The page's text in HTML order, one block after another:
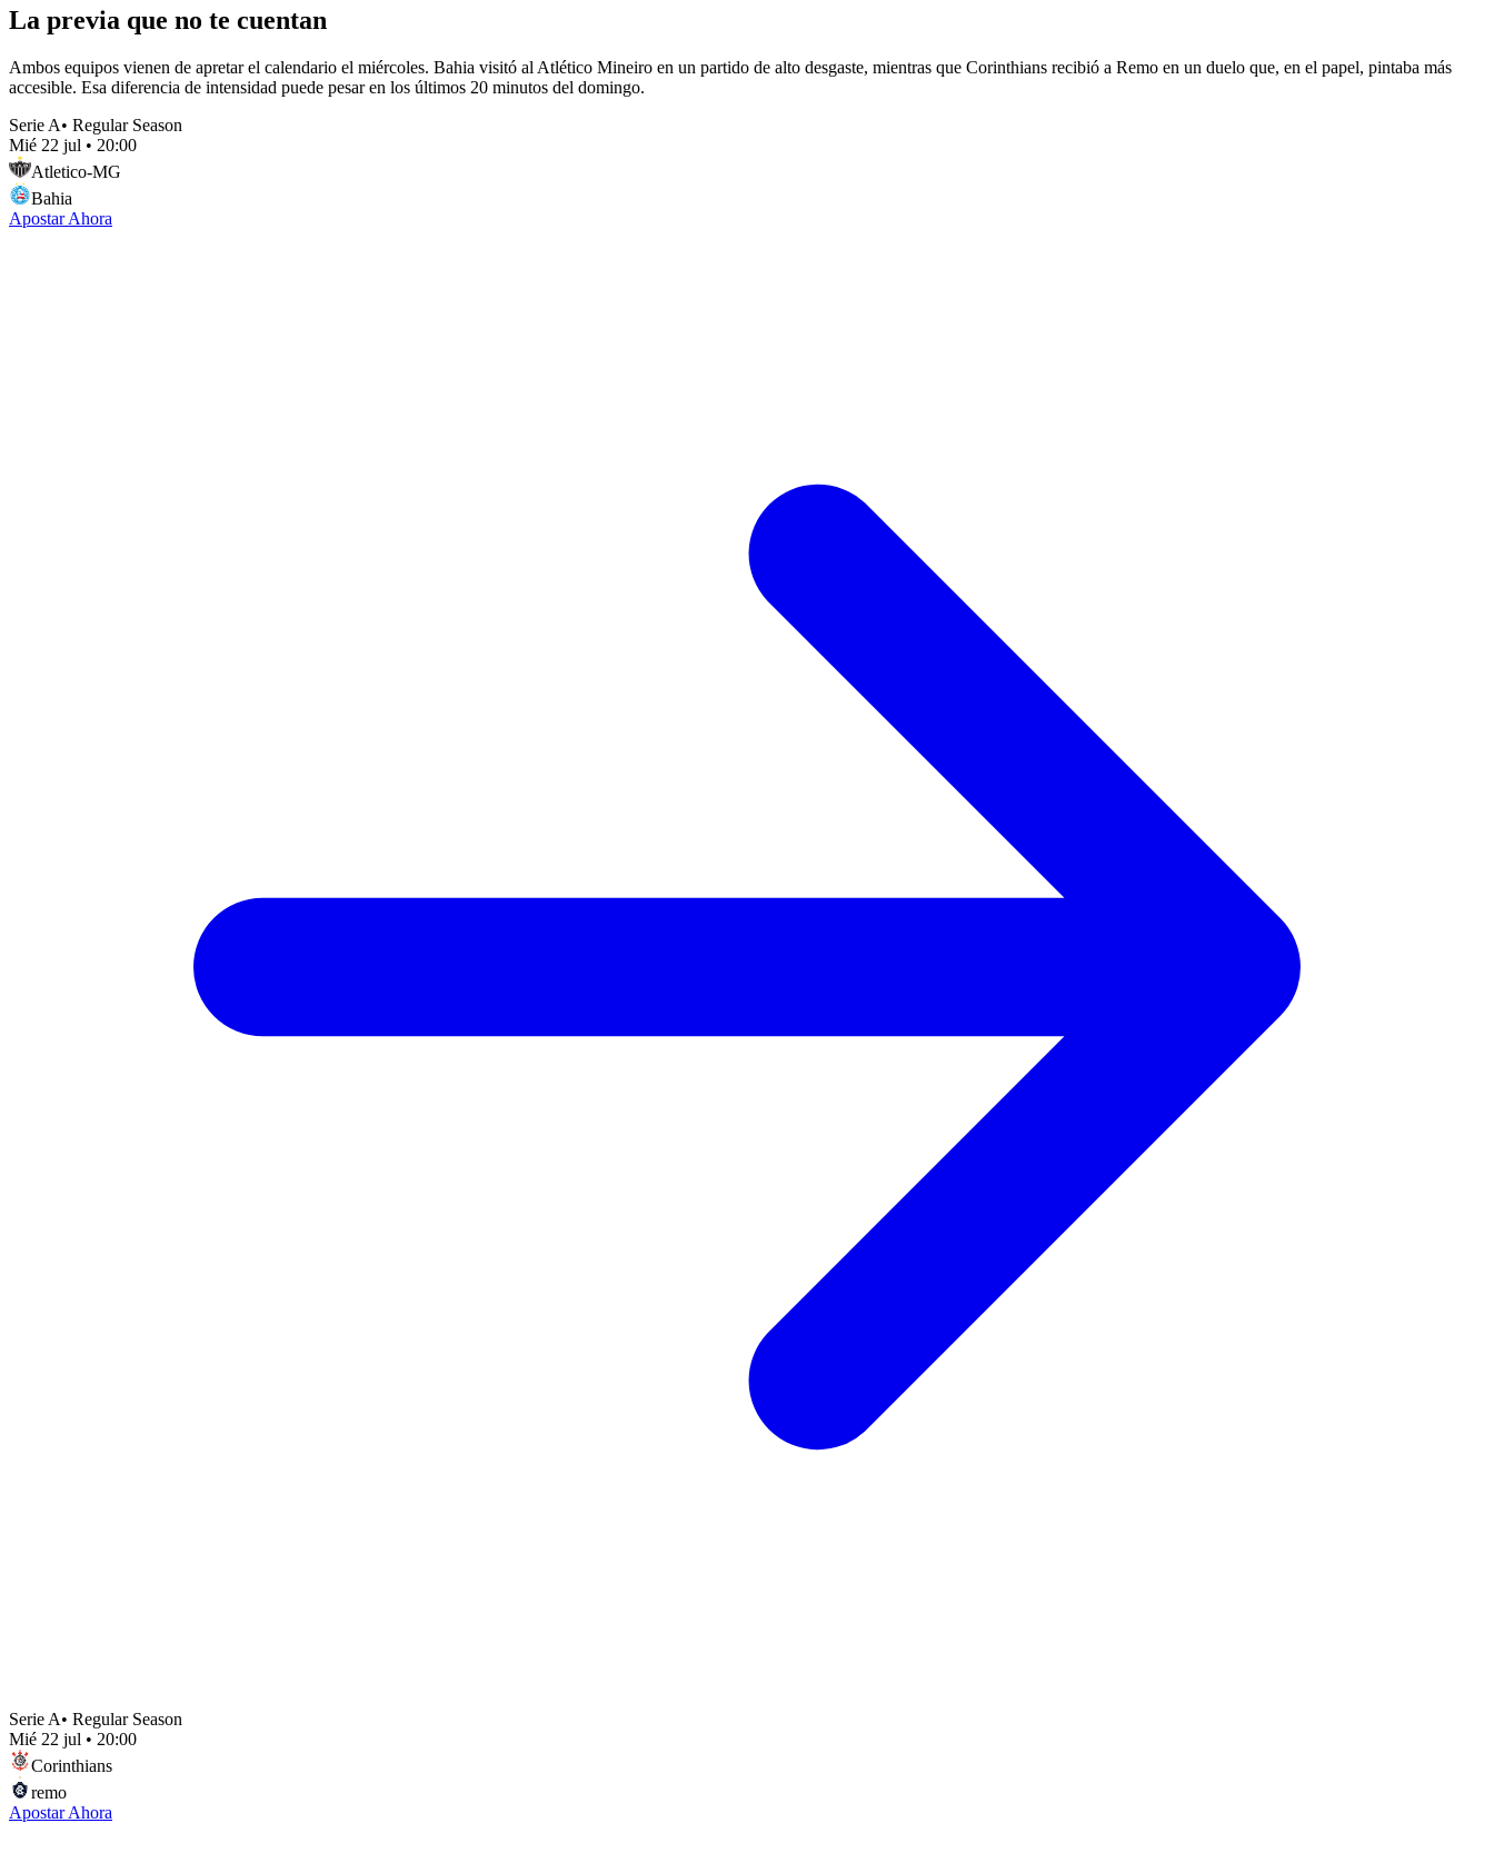
La previa que no te cuentan
Ambos equipos vienen de apretar el calendario el miércoles. Bahia visitó al Atlético Mineiro en un partido de alto desgaste, mientras que Corinthians recibió a Remo en un duelo que, en el papel, pintaba más
accesible. Esa diferencia de intensidad puede pesar en los últimos 20 minutos del domingo.
Serie A• Regular Season
Mié 22 jul • 20:00
Atletico-MG
Bahia
Apostar Ahora
Serie A• Regular Season
Mié 22 jul • 20:00
Corinthians
remo
Apostar Ahora